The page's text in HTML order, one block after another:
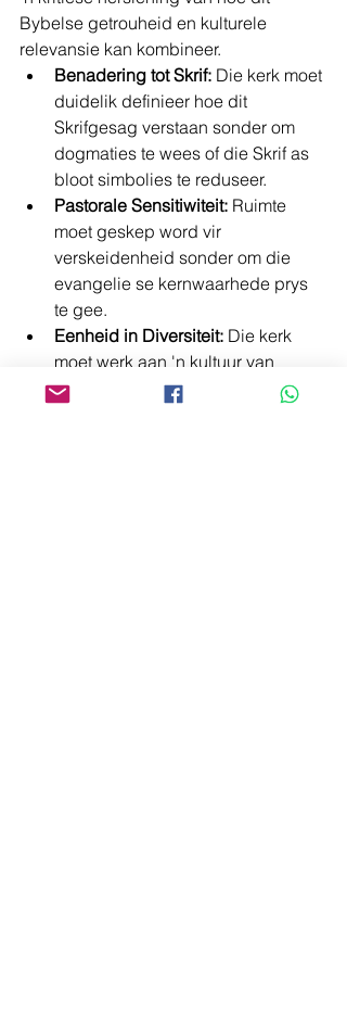
Bybelse getrouheid en kulturele
relevansie kan kombineer.
Benadering tot Skrif: Die kerk moet
duidelik definieer hoe dit
Skrifgesag verstaan sonder om
dogmaties te wees of die Skrif as
bloot simbolies te reduseer.
Pastorale Sensitiwiteit: Ruimte
moet geskep word vir
verskeidenheid sonder om die
evangelie se kernwaarhede prys
te gee.
Eenheid in Diversiteit: Die kerk
moet werk aan 'n kultuur van
respek en dialoog om